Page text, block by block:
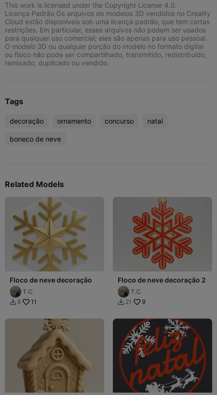
This work is licensed under the Copyright License 4.0.
Licença Padrão Os arquivos de modelos 3D vendidos no Creality
Cloud estão disponíveis sob uma licença padrão, que tem certas
restrições. Em particular, esses arquivos não podem ser usados
para qualquer uso comercial; eles são apenas para uso pessoal.
O modelo 3D ou qualquer porção do modelo no formato digital
ou físico não pode ser compartilhado, transmitido, redistribuído,
remixado, duplicado ou vendido.
Tags
decoração ornamento concurso natal
boneco de neve
Related Models
Floco de neve decoração
T.C.
 8 11
Floco de neve decoração 2
T.C.
 21 9